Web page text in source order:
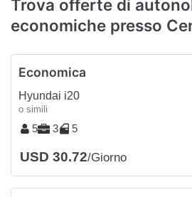
Trova offerte di
economiche presso
Economica
Hyundai i20
o simili
5 3 5
USD 30.72/Giorno